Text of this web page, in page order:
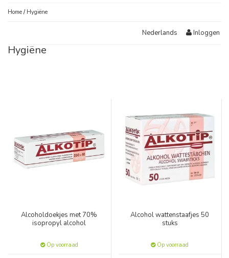
Home / Hygiëne
Nederlands Inloggen
Hygiëne
Alcoholdoekjes met 70%
isopropyl alcohol
Op voorraad
Alcohol wattenstaafjes 50
stuks
Op voorraad